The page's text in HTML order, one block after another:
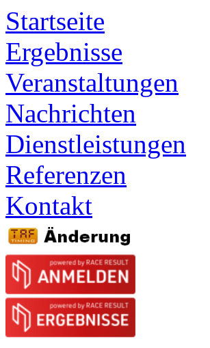
Startseite
Ergebnisse
Veranstaltungen
Nachrichten
Dienstleistungen
Referenzen
Kontakt